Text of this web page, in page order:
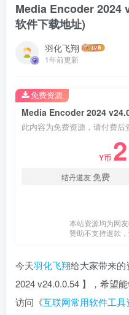
Media Encoder 2024
软件下载地址)
羽化飞翔
1年前更新
此内容为免费资源，请付费后
Y币 2
结丹道友免费
本站资源均为网
赞助不支持退款
免费资源
今天羽化飞翔给大家带来的
2024 v24.0.0.54 】，希望
访问《互联网常用软件工